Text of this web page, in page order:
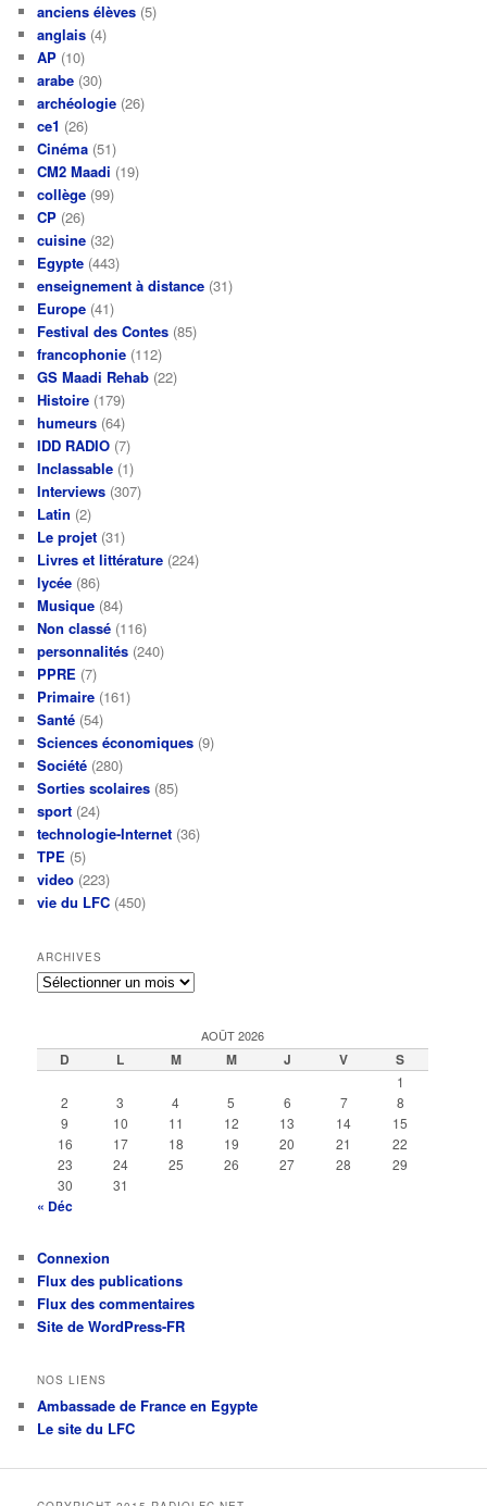
anciens élèves (5)
anglais (4)
AP (10)
arabe (30)
archéologie (26)
ce1 (26)
Cinéma (51)
CM2 Maadi (19)
collège (99)
CP (26)
cuisine (32)
Egypte (443)
enseignement à distance (31)
Europe (41)
Festival des Contes (85)
francophonie (112)
GS Maadi Rehab (22)
Histoire (179)
humeurs (64)
IDD RADIO (7)
Inclassable (1)
Interviews (307)
Latin (2)
Le projet (31)
Livres et littérature (224)
lycée (86)
Musique (84)
Non classé (116)
personnalités (240)
PPRE (7)
Primaire (161)
Santé (54)
Sciences économiques (9)
Société (280)
Sorties scolaires (85)
sport (24)
technologie-Internet (36)
TPE (5)
video (223)
vie du LFC (450)
ARCHIVES
Archives
AOÛT 2026
D L M M J V S
1
2
3 4 5 6 7
8
9
10 11 12 13 14
15
16
17 18 19 20 21
22
23
24 25 26 27 28
29
30
31
« Déc
Connexion
Flux des publications
Flux des commentaires
Site de WordPress-FR
NOS LIENS
Ambassade de France en Egypte
Le site du LFC